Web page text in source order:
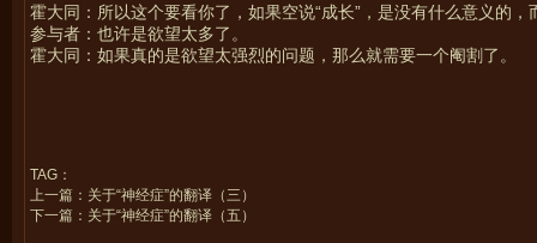
霍大同：所以这个要看你了，如果空说“成长”，是没有什么意义的
参与者：也许是欲望太多了。
霍大同：如果真的是欲望太强烈的问题，那么就需要一个阉割了。
TAG：
上一篇： 关于“神经症”的翻译（三）
下一篇： 关于“神经症”的翻译（五）